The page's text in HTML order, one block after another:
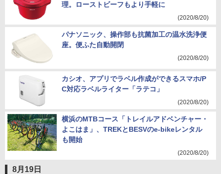
理。ローストビーフもより手軽に
(2020/8/20)
パナソニック、操作部も抗菌加工の温水洗浄便
座。便ふた自動開閉
(2020/8/20)
カシオ、アプリでラベル作成ができるスマホ/P
C対応ラベルライター「ラテコ」
(2020/8/20)
横浜のMTBコース「トレイルアドベンチャー・
よこはま」、TREKとBESVのe-bikeレンタル
も開始
(2020/8/20)
8月19日